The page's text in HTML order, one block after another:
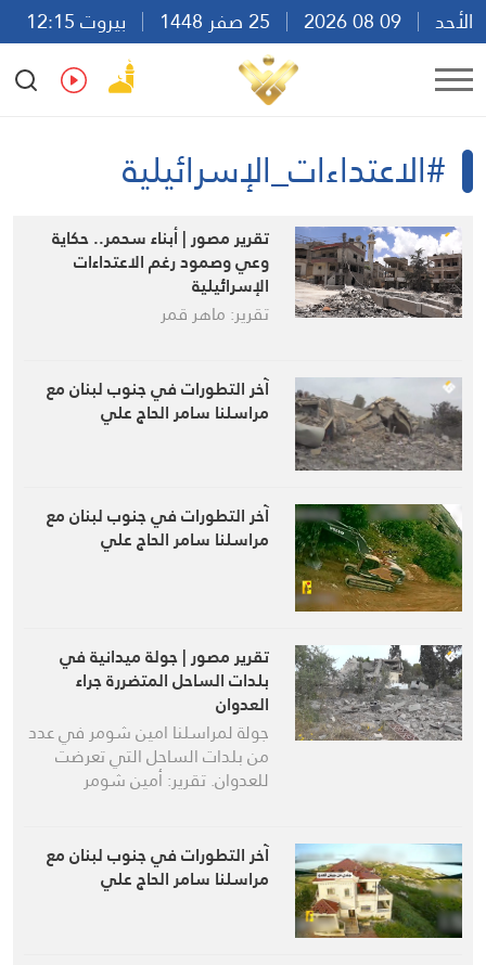
الأحد
بيروت 12:15
Ar
En Fr Es
#الاعتداءات_الإسرائيلية
تقرير مصور | أبناء سحمر.. حكاية
وعي وصمود رغم الاعتداءات
الإسرائيلية
تقرير: ماهر قمر
آخر التطورات في جنوب لبنان مع
مراسلنا سامر الحاج علي
آخر التطورات في جنوب لبنان مع
مراسلنا سامر الحاج علي
تقرير مصور | جولة ميدانية في
بلدات الساحل المتضررة جراء
العدوان
جولة لمراسلنا امين شومر في عدد
من بلدات الساحل التي تعرضت
للعدوان. تقرير: أمين شومر
آخر التطورات في جنوب لبنان مع
مراسلنا سامر الحاج علي